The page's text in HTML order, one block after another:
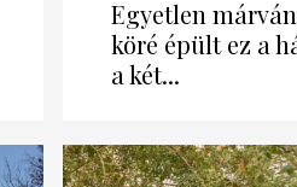
Egyetlen
köré épült ez a
a két...